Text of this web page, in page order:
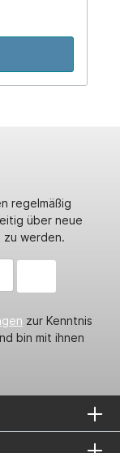
regelmäßig
über neue
werden.
zur Kenntnis
bin mit ihnen